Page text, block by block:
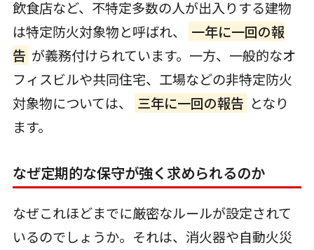
飲食店など、不特定多数の人が出入りする建物
は特定防火対象物と呼ばれ、
一年に一回の報
告 が義務付けられています。一方、一般的なオ
フィスビルや共同住宅、工場などの非特定防火
対象物については、
三年に一回の報告 となり
ます。
なぜ定期的な保守が強く求められるのか
なぜこれほどまでに厳密なルールが設定されて
いるのでしょうか。それは、消火器や自動火災